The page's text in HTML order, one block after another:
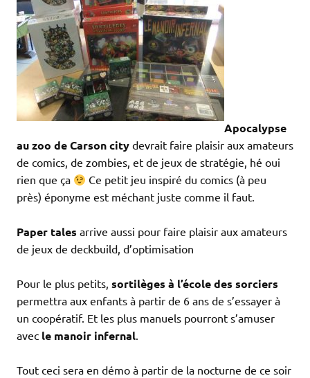
Apocalypse
au zoo de Carson city devrait faire plaisir aux amateurs
de comics, de zombies, et de jeux de stratégie, hé oui
rien que ça
Ce petit jeu inspiré du comics (à peu
près) éponyme est méchant juste comme il faut.
Paper tales arrive aussi pour faire plaisir aux amateurs
de jeux de deckbuild, d’optimisation
Pour le plus petits, sortilèges à l’école des sorciers
permettra aux enfants à partir de 6 ans de s’essayer à
un coopératif. Et les plus manuels pourront s’amuser
avec le manoir infernal.
Tout ceci sera en démo à partir de la nocturne de ce soir